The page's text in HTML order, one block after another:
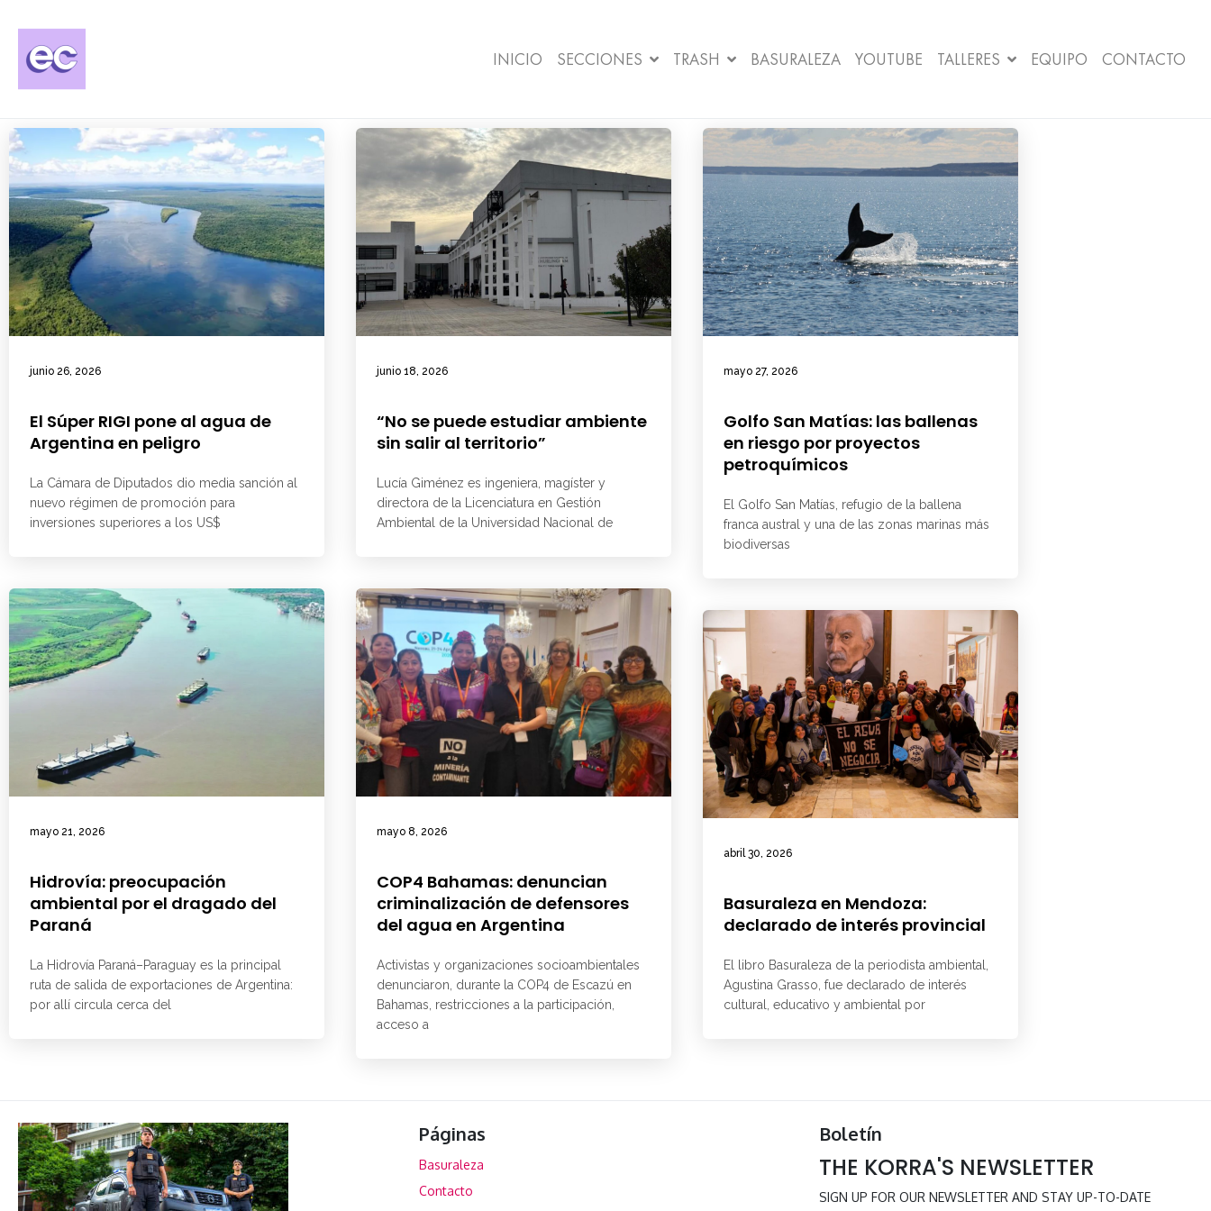
INICIO SECCIONES TRASH BASURALEZA YOUTUBE TALLERES EQUIPO CONTACTO
junio 26, 2026
El Súper RIGI pone al agua de
Argentina en peligro
La Cámara de Diputados dio media sanción al
nuevo régimen de promoción para
inversiones superiores a los US$
junio 18, 2026
“No se puede estudiar ambiente
sin salir al territorio”
Lucía Giménez es ingeniera, magíster y
directora de la Licenciatura en Gestión
Ambiental de la Universidad Nacional de
mayo 27, 2026
Golfo San Matías: las ballenas
en riesgo por proyectos
petroquímicos
El Golfo San Matías, refugio de la ballena
franca austral y una de las zonas marinas más
biodiversas
mayo 21, 2026
Hidrovía: preocupación
ambiental por el dragado del
Paraná
La Hidrovía Paraná–Paraguay es la principal
ruta de salida de exportaciones de Argentina:
por allí circula cerca del
mayo 8, 2026
COP4 Bahamas: denuncian
criminalización de defensores
del agua en Argentina
Activistas y organizaciones socioambientales
denunciaron, durante la COP4 de Escazú en
Bahamas, restricciones a la participación,
acceso a
abril 30, 2026
Basuraleza en Mendoza:
declarado de interés provincial
El libro Basuraleza de la periodista ambiental,
Agustina Grasso, fue declarado de interés
cultural, educativo y ambiental por
Páginas
Basuraleza
Contacto
Boletín
THE KORRA'S NEWSLETTER
SIGN UP FOR OUR NEWSLETTER AND STAY UP-TO-DATE